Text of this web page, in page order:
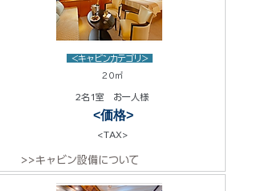
<キャビンカテゴリ>
20㎡
2名1室 お一人様
<価格>
<TAX>
>>キャビン設備について